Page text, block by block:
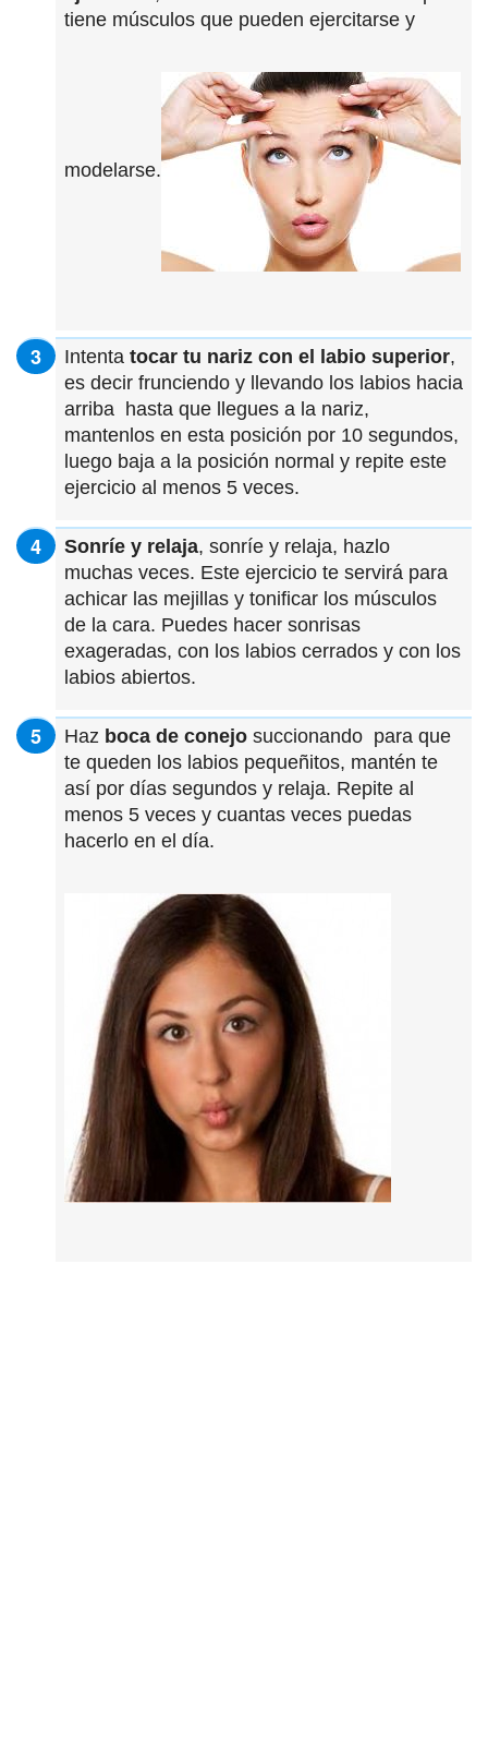
tiene músculos que pueden ejercitarse y
modelarse.
Intenta tocar tu nariz con el labio superior,
es decir frunciendo y llevando los labios hacia
arriba hasta que llegues a la nariz,
mantenlos en esta posición por 10 segundos,
luego baja a la posición normal y repite este
ejercicio al menos 5 veces.
Sonríe y relaja, sonríe y relaja, hazlo
muchas veces. Este ejercicio te servirá para
achicar las mejillas y tonificar los músculos
de la cara. Puedes hacer sonrisas
exageradas, con los labios cerrados y con los
labios abiertos.
Haz boca de conejo succionando para que
te queden los labios pequeñitos, mantén te
así por días segundos y relaja. Repite al
menos 5 veces y cuantas veces puedas
hacerlo en el día.